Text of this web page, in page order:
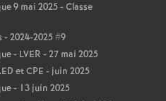
9 mai 2025 - Classe
2024-2025 #9
- LVER - 27 mai 2025
et CPE - juin 2025
- 13 juin 2025